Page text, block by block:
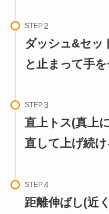
STEP
ダッシュ&セッ
と止まって手
STEP
直上トス(真上
直して上げ続け
STEP
距離伸ばし(近